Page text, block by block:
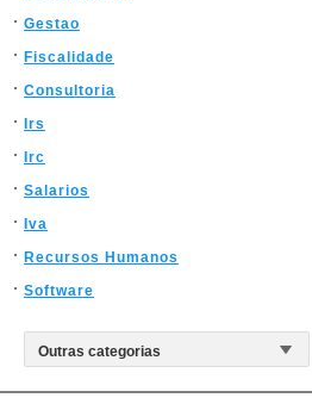
Gestao
Fiscalidade
Consultoria
Irs
Irc
Salarios
Iva
Recursos Humanos
Software